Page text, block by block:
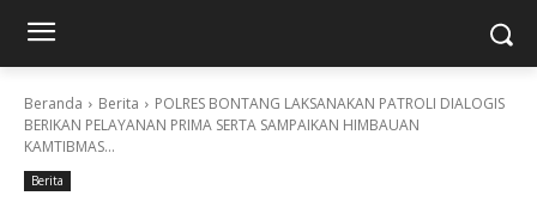
Beranda Berita
POLRES BONTANG LAKSANAKAN PATROLI DIALOGIS
BERIKAN PELAYANAN PRIMA SERTA SAMPAIKAN HIMBAUAN
KAMTIBMAS...
Berita